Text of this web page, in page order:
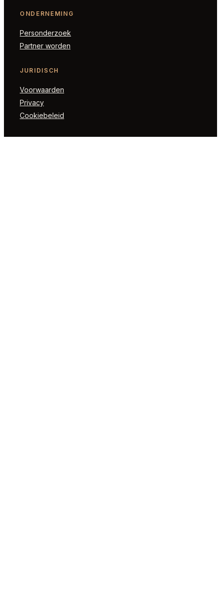
ONDERNEMING
Personderzoek
Partner worden
JURIDISCH
Voorwaarden
Privacy
Cookiebeleid